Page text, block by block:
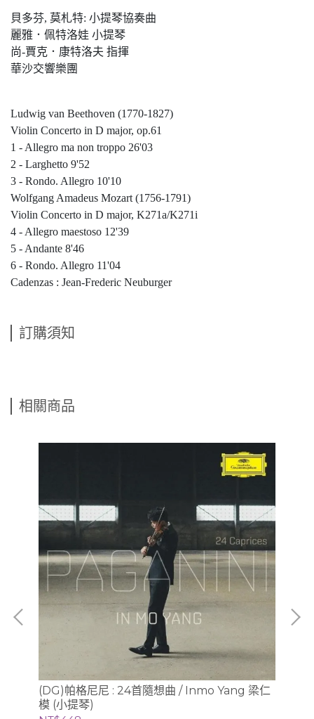
貝多芬, 莫札特: 小提琴協奏曲
麗雅．佩特洛娃 小提琴
尚-賈克．康特洛夫 指揮
華沙交響樂團
Ludwig van Beethoven (1770-1827)
Violin Concerto in D major, op.61
1 - Allegro ma non troppo 26'03
2 - Larghetto 9'52
3 - Rondo. Allegro 10'10
Wolfgang Amadeus Mozart (1756-1791)
Violin Concerto in D major, K271a/K271i
4 - Allegro maestoso 12'39
5 - Andante 8'46
6 - Rondo. Allegro 11'04
Cadenzas : Jean-Frederic Neuburger
訂購須知
相關商品
(DG)帕格尼尼 : 24首隨想曲 / Inmo Yang 梁仁
模 (小提琴)